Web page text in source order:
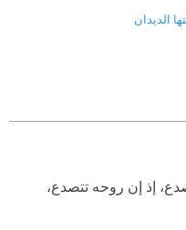
الديدان
إذ إن روحه تتصدع،